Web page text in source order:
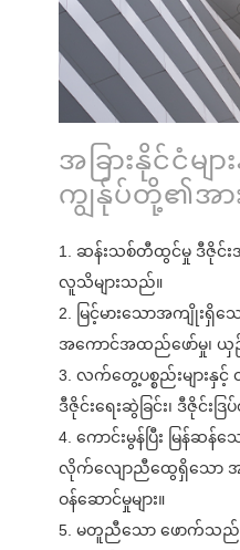
အခြားနိုင်ငံမျ
ကျွန်ုပ်တို့၏အာ
1. ဆန်းသစ်တီထွင်မှု ဒီဇိုင်း
လူသိများသည်။
2. မြင့်မားသောအကျိုးရှိသေ
အကောင်အထည်ဖော်မှု၊ ယှဉ်
3. လက်တွေ့ပစ္စည်းများနှ
ဒီဇိုင်းရေးဆွဲခြင်း၊ ဒီဇိုင်းဒ
4. ကောင်းမွန်ပြီး မြန်ဆန်သ
လိုက်လျောညီထွေရှိသော အလု
ဝန်ဆောင်မှုများ။
5. မတူညီသော ဖောက်သည်